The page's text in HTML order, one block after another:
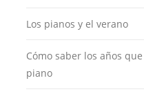
Los pianos y el verano
Cómo saber los años
piano